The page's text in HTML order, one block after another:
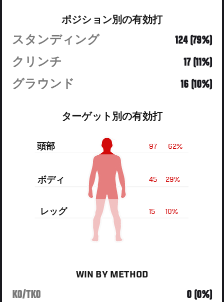
ポジション別の有効打
スタンディング
124 (79%)
クリンチ
17 (11%)
グラウンド
16 (10%)
ターゲット別の有効打
62%
97
頭部
29%
45
ボディ
10%
15
レッグ
WIN BY METHOD
KO/TKO
0 (0%)